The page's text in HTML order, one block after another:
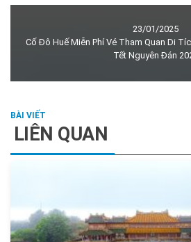
23/01/2025
Cố Đô Huế Miễn Phí Vé Tham Quan Di
Tết Nguyên Đán
LIÊN QUAN